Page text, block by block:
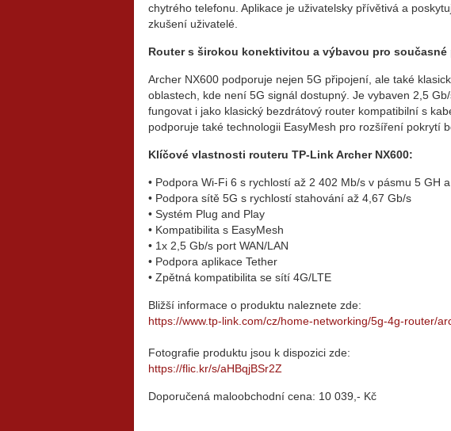
chytrého telefonu. Aplikace je uživatelsky přívětivá a
zkušení uživatelé.
Router s širokou konektivitou a výbavou pro současné
Archer NX600 podporuje nejen 5G připojení, ale také
oblastech, kde není 5G signál dostupný. Je vybaven 2,5
fungovat i jako klasický bezdrátový router kompatibilní s
podporuje také technologii EasyMesh pro rozšíření pokrytí
Klíčové vlastnosti routeru TP-Link Archer NX600:
• Podpora Wi-Fi 6 s rychlostí až 2 402 Mb/s v pásmu 5 GH
• Podpora sítě 5G s rychlostí stahování až 4,67 Gb/s
• Systém Plug and Play
• Kompatibilita s EasyMesh
• 1x 2,5 Gb/s port WAN/LAN
• Podpora aplikace Tether
• Zpětná kompatibilita se sítí 4G/LTE
Bližší informace o produktu naleznete zde:
https://www.tp-link.com/cz/home-networking/5g-4g-router/
Fotografie produktu jsou k dispozici zde:
https://flic.kr/s/aHBqjBSr2Z
Doporučená maloobchodní cena: 10 039,- Kč